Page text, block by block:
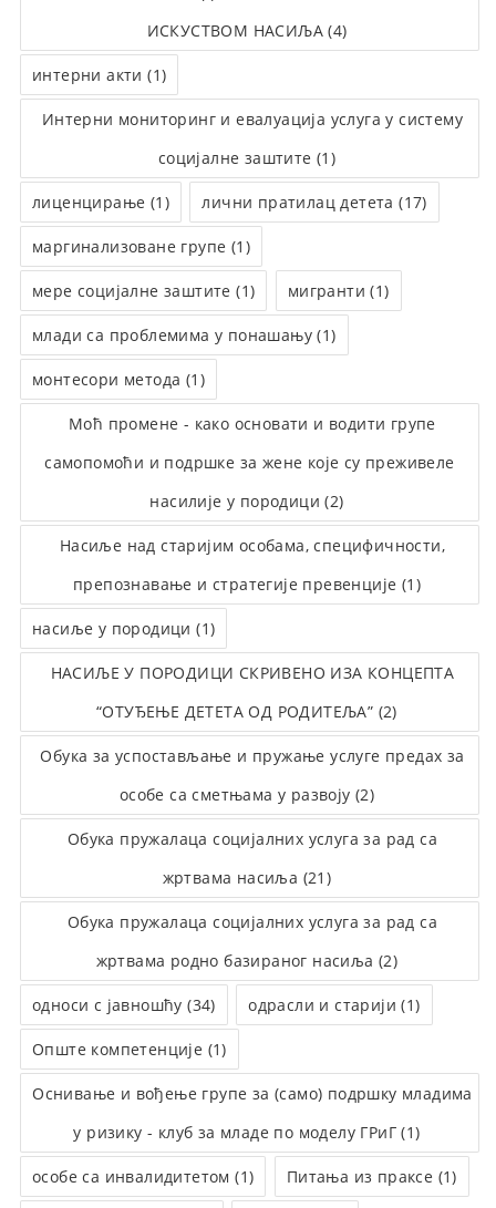
ИСКУСТВОМ НАСИЉА (4)
интерни акти (1)
Интерни мониторинг и евалуација услуга у систему
социјалне заштите (1)
лиценцирање (1) лични пратилац детета (17)
маргинализоване групе (1)
мере социјалне заштите (1) мигранти (1)
млади са проблемима у понашању (1)
монтесори метода (1)
Моћ промене - како основати и водити групе
самопомоћи и подршке за жене које су преживеле
насилије у породици (2)
Насиље над старијим особама, специфичности,
препознавање и стратегије превенције (1)
насиље у породици (1)
НАСИЉЕ У ПОРОДИЦИ СКРИВЕНО ИЗА КОНЦЕПТА
“ОТУЂЕЊЕ ДЕТЕТА ОД РОДИТЕЉА” (2)
Обука за успостављање и пружање услуге предах за
особе са сметњама у развоју (2)
Обука пружалаца социјалних услуга за рад са
жртвама насиља (21)
Обука пружалаца социјалних услуга за рад са
жртвама родно базираног насиља (2)
односи с јавношћу (34) одрасли и старији (1)
Опште компетенције (1)
Оснивање и вођење групе за (само) подршку младима
у ризику - клуб за младе по моделу ГРиГ (1)
особе са инвалидитетом (1) Питања из праксе (1)